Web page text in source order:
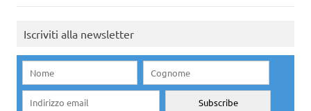
Iscriviti alla newsletter